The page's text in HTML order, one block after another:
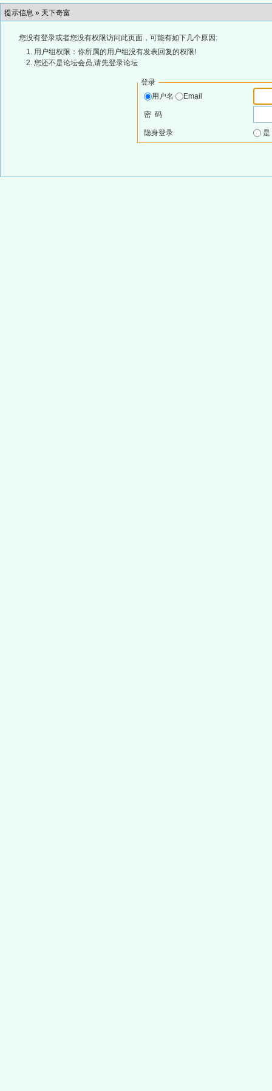
提示信息 » 天下奇富
您没有登录或者您没有权限访问此页面，可能有如下几个原因:
用户组权限：你所属的用户组没有发表回复的权限!
您还不是论坛会员,请先登录论坛
登录
用户名
Email
密 码
隐身登录